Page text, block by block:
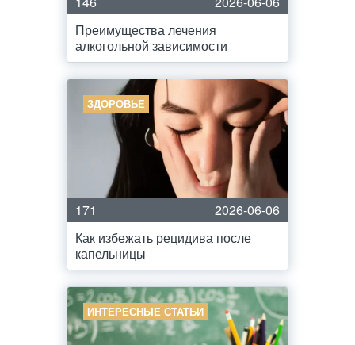
Преимущества лечения
алкогольной зависимости
ЗДОРОВЬЕ
171
2026-06-06
Как избежать рецидива после
капельницы
ИНТЕРЕСНЫЕ СТАТЬИ